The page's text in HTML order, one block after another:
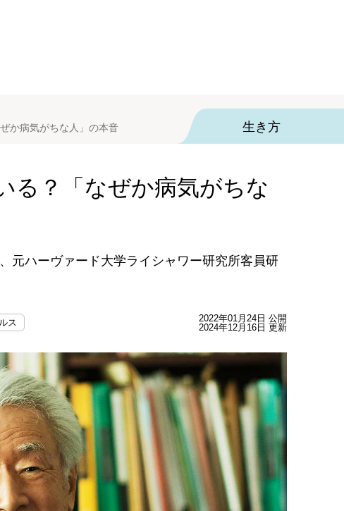
か病気がちな人」の本音 生き方
る？「なぜか病気がちな
元ハーヴァード大学ライシャワー研究所客員研
ス
2022年01月24日 公開
2024年12月16日 更新